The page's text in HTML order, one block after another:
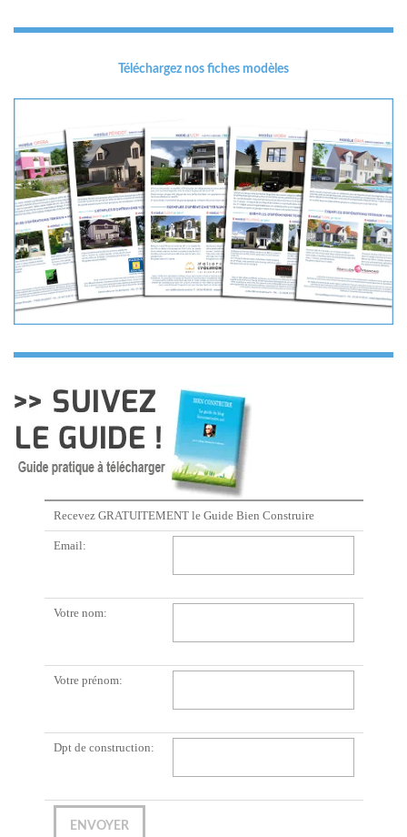
Téléchargez nos fiches modèles
Recevez GRATUITEMENT le Guide Bien Construire
Email:
Votre nom:
Votre prénom:
Dpt de construction: